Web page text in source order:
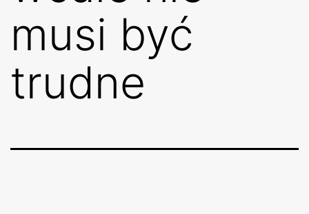
musi być
trudne